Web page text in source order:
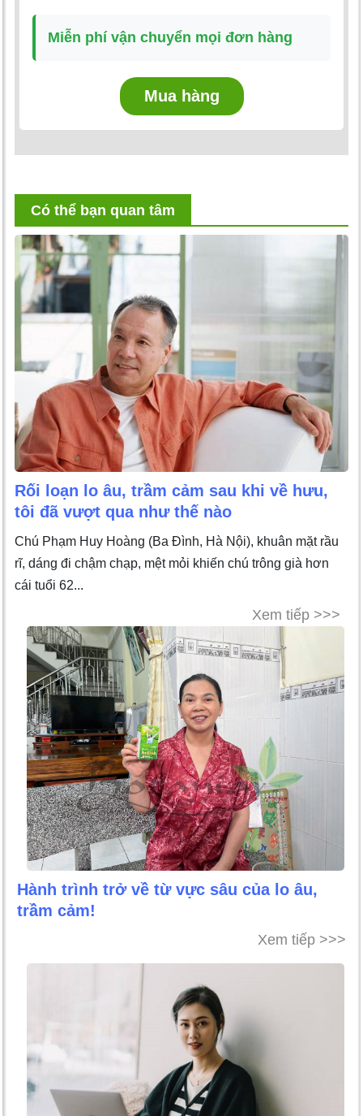
Miễn phí vận chuyển mọi đơn hàng
Mua hàng
Có thể bạn quan tâm
Rối loạn lo âu, trầm cảm sau khi về hưu,
tôi đã vượt qua như thế nào
Chú Phạm Huy Hoàng (Ba Đình, Hà Nội), khuân mặt rầu
rĩ, dáng đi chậm chạp, mệt mỏi khiến chú trông già hơn
cái tuổi 62...
Xem tiếp >>>
Hành trình trở về từ vực sâu của lo âu,
trầm cảm!
Xem tiếp >>>